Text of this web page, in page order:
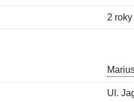
2 roky
Ul.